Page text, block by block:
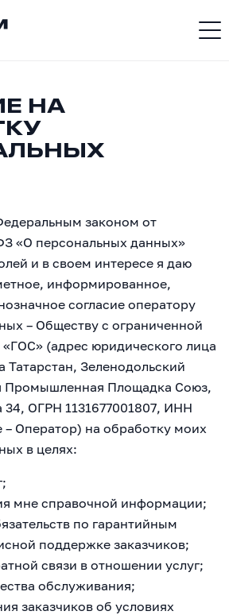
НА
законом от
«О персональных данных»
и в своем интересе я даю
информированное,
согласие оператору
– Обществу с ограниченной
(адрес юридического лица
Татарстан, Зеленодольский
Промышленная Площадка Союз,
34, ОГРН 1131677001807, ИНН
– Оператор) на обработку моих
в целях:
мне справочной информации;
по гарантийным
поддержке заказчиков;
связи в отношении услуг;
обслуживания;
заказчиков об условиях